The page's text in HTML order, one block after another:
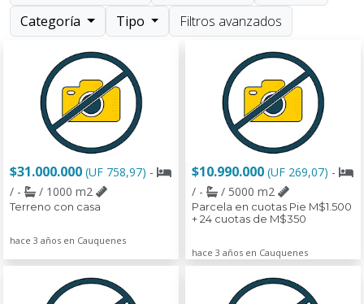
Categoría
Tipo Filtros avanzados
$31.000.000 (UF 758,97) -
/ -
/ 1000 m2
Terreno con casa
hace 3 años en Cauquenes
$10.990.000 (UF 269,07) -
/ -
/ 5000 m2
Parcela en cuotas Pie M$1.500
+ 24 cuotas de M$350
hace 3 años en Cauquenes